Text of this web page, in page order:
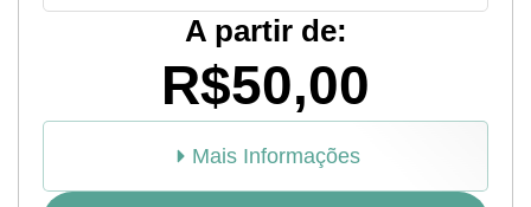
A partir de:
R$50,00
Mais Informações